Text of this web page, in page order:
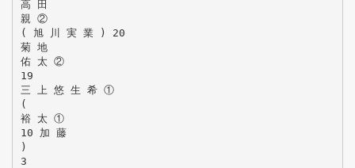
高 田
親 ②
( 旭 川 実 業 ) 20
菊 地
佑 太 ②
19
三 上 悠 生 希 ①
(
裕 太 ①
10 加 藤
)
3